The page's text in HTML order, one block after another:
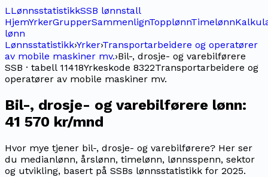
LLønnsstatistikkSSB lønnstall
HjemYrkerGrupperSammenlignTopplønnTimelønn
lønn
Lønnsstatistikk›Yrker›Transportarbeidere og operatører
av mobile maskiner mv.›Bil-, drosje- og varebilførere
SSB · tabell 11418Yrkeskode 8322Transportarbeidere og
operatører av mobile maskiner mv.
Bil-, drosje- og varebilførere lønn:
41 570 kr/mnd
Hvor mye tjener bil-, drosje- og varebilførere? Her ser
du medianlønn, årslønn, timelønn, lønnsspenn, sektor
og utvikling, basert på SSBs lønnsstatistikk for 2025.